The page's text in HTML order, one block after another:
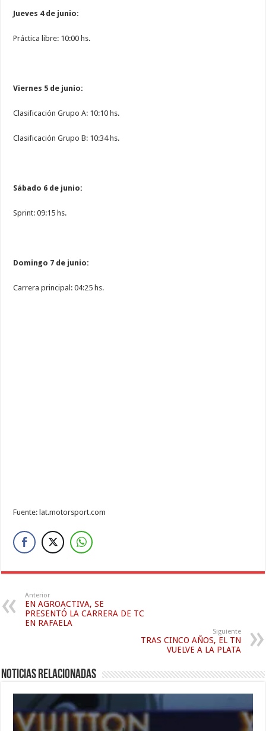
Jueves 4 de junio:
Práctica libre: 10:00 hs.
Viernes 5 de junio:
Clasificación Grupo A: 10:10 hs.
Clasificación Grupo B: 10:34 hs.
Sábado 6 de junio:
Sprint: 09:15 hs.
Domingo 7 de junio:
Carrera principal: 04:25 hs.
Fuente: lat.motorsport.com
Anterior
EN AGROACTIVA, SE
PRESENTÓ LA CARRERA DE TC
EN RAFAELA
Siguiente
TRAS CINCO AÑOS, EL TN
VUELVE A LA PLATA
Noticias relacionadas